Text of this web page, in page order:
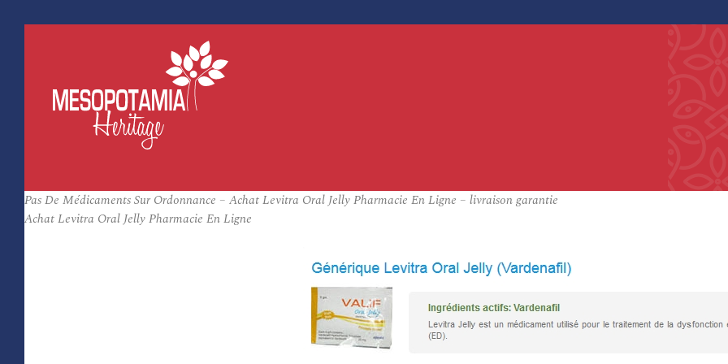
Pas De Médicaments Sur Ordonnance – Achat Levitra Oral Jelly Pharmacie En Ligne – livraison garantie
Achat Levitra Oral Jelly Pharmacie En Ligne